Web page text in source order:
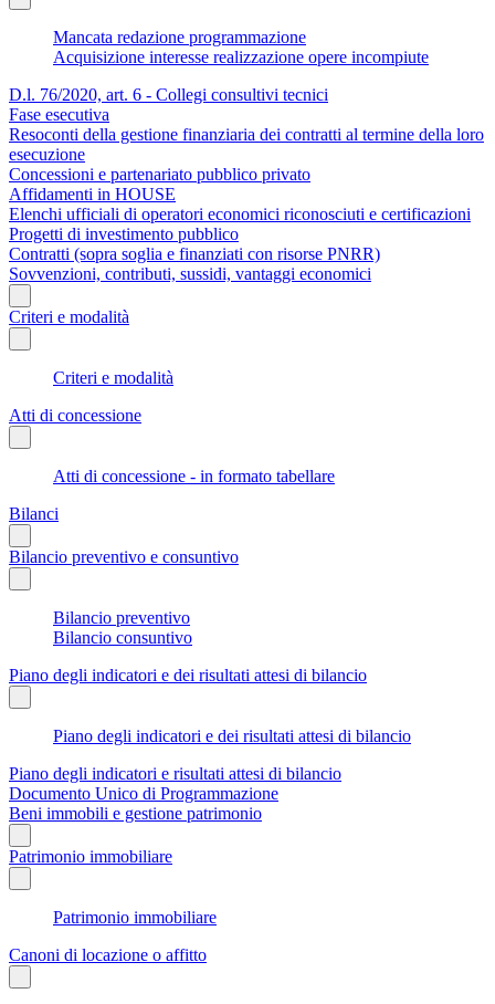
Mancata redazione programmazione
Acquisizione interesse realizzazione opere incompiute
D.l. 76/2020, art. 6 - Collegi consultivi tecnici
Fase esecutiva
Resoconti della gestione finanziaria dei contratti al termine della loro
esecuzione
Concessioni e partenariato pubblico privato
Affidamenti in HOUSE
Elenchi ufficiali di operatori economici riconosciuti e certificazioni
Progetti di investimento pubblico
Contratti (sopra soglia e finanziati con risorse PNRR)
Sovvenzioni, contributi, sussidi, vantaggi economici
Criteri e modalità
Criteri e modalità
Atti di concessione
Atti di concessione - in formato tabellare
Bilanci
Bilancio preventivo e consuntivo
Bilancio preventivo
Bilancio consuntivo
Piano degli indicatori e dei risultati attesi di bilancio
Piano degli indicatori e dei risultati attesi di bilancio
Piano degli indicatori e risultati attesi di bilancio
Documento Unico di Programmazione
Beni immobili e gestione patrimonio
Patrimonio immobiliare
Patrimonio immobiliare
Canoni di locazione o affitto